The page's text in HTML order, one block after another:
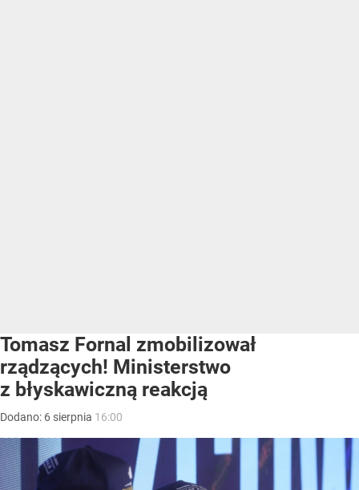
Tomasz Fornal zmobilizował
rządzących! Ministerstwo
z błyskawiczną reakcją
Dodano: 6 sierpnia 16:00